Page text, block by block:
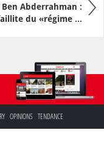
Ben Abderrahman :
du «régime ...
OPINIONS TENDANCE